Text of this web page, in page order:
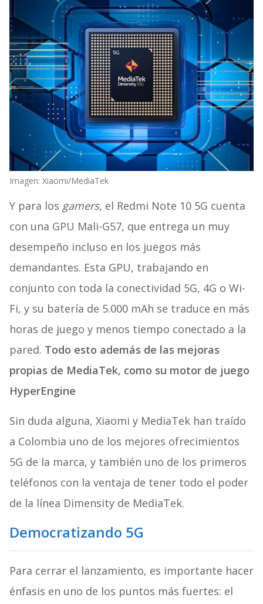
Imagen: Xiaomi/MediaTek
Y para los gamers, el Redmi Note 10 5G cuenta
con una GPU Mali-G57, que entrega un muy
desempeño incluso en los juegos más
demandantes. Esta GPU, trabajando en
conjunto con toda la conectividad 5G, 4G o Wi-
Fi, y su batería de 5.000 mAh se traduce en más
horas de juego y menos tiempo conectado a la
pared. Todo esto además de las mejoras
propias de MediaTek, como su motor de juego
HyperEngine
Sin duda alguna, Xiaomi y MediaTek han traído
a Colombia uno de los mejores ofrecimientos
5G de la marca, y también uno de los primeros
teléfonos con la ventaja de tener todo el poder
de la línea Dimensity de MediaTek.
Democratizando 5G
Para cerrar el lanzamiento, es importante hacer
énfasis en uno de los puntos más fuertes: el